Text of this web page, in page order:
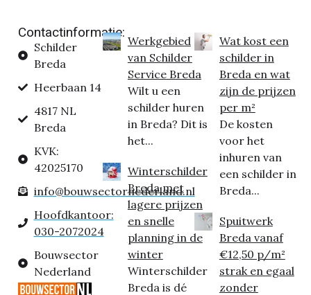
Contactinformatie:
Schilder
Breda
Heerbaan 14
4817 NL
Breda
KVK:
42025170
info@bouwsectornederland.nl
Hoofdkantoor:
030-2072024
Bouwsector
Nederland
Werkgebied
van Schilder
Service Breda
Wilt u een
schilder huren
in Breda? Dit is
het...
Winterschilder
Breda met
lagere prijzen
en snelle
planning in de
winter
Winterschilder
Breda is dé
Wat kost een
schilder in
Breda en wat
zijn de prijzen
per m²
De kosten
voor het
inhuren van
een schilder in
Breda...
Spuitwerk
Breda vanaf
€12,50 p/m²
strak en egaal
zonder